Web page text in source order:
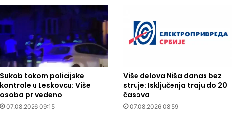
Sukob tokom policijske
kontrole u Leskovcu: Više
osoba privedeno
07.08.2026 09:15
Više delova Niša danas bez
struje: Isključenja traju do 20
časova
07.08.2026 08:59